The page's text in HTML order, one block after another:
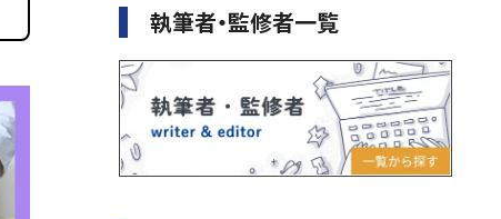
執筆者・監修者一覧